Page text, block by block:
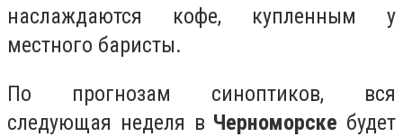
наслаждаются кофе, купленным у
местного баристы.
По прогнозам синоптиков, вся
следующая неделя в Черноморске будет